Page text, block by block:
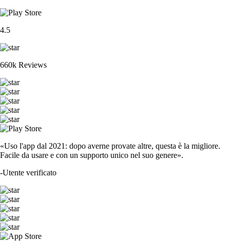
4.5
660k Reviews
«Uso l'app dal 2021: dopo averne provate altre, questa è la migliore.
Facile da usare e con un supporto unico nel suo genere».
-Utente verificato